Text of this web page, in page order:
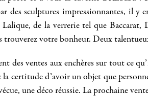
des sculptures impressionnantes, il y
Lalique, de la verrerie tel que
votre bonheur. Deux
des ventes aux enchères sur tout ce
certitude d’avoir un objet que
une déco réussie. La prochaine